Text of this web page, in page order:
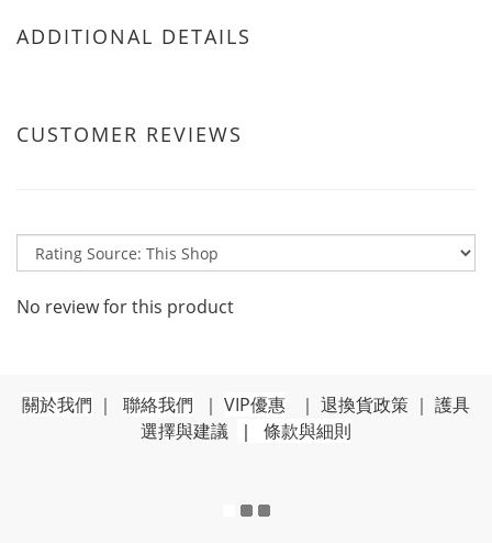
ADDITIONAL DETAILS
CUSTOMER REVIEWS
No review for this product
關於我們 ｜ 聯絡我們 ｜ VIP優惠 ｜ 退換貨政策 ｜ 護具
選擇與建議
｜ 條款與細則